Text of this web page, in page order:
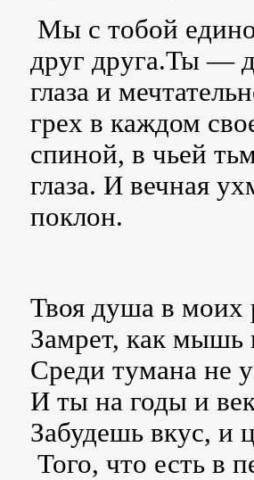
Мы с тобой
друг друга.Ты —
глаза и
грех в каждом
спиной, в чьей
глаза. И вечная
поклон.
Твоя душа в моих
Замрет, как мышь
Среди тумана не
И ты на годы и
Забудешь вкус, и
Того, что есть в